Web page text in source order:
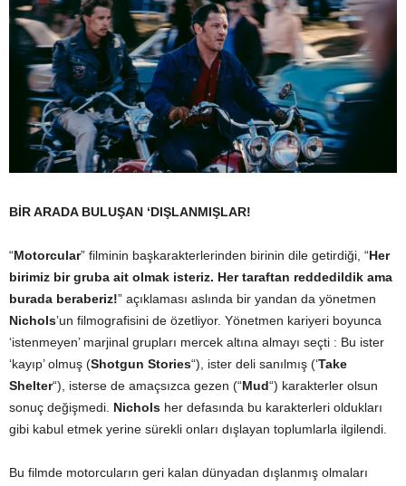
BİR ARADA BULUŞAN ‘DIŞLANMIŞLAR!
“Motorcular” filminin başkarakterlerinden birinin dile getirdiği, “Her
birimiz bir gruba ait olmak isteriz. Her taraftan reddedildik ama
burada beraberiz!” açıklaması aslında bir yandan da yönetmen
Nichols’un filmografisini de özetliyor. Yönetmen kariyeri boyunca
‘istenmeyen’ marjinal grupları mercek altına almayı seçti : Bu ister
‘kayıp’ olmuş (Shotgun Stories“), ister deli sanılmış (‘Take
Shelter“), isterse de amaçsızca gezen (“Mud“) karakterler olsun
sonuç değişmedi. Nichols her defasında bu karakterleri oldukları
gibi kabul etmek yerine sürekli onları dışlayan toplumlarla ilgilendi.
Bu filmde motorcuların geri kalan dünyadan dışlanmış olmaları